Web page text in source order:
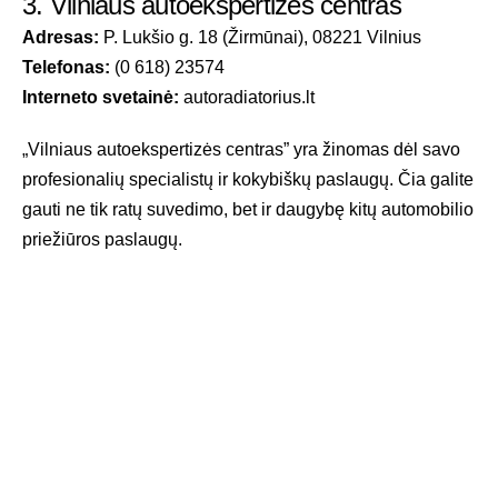
Adresas: P. Lukšio g. 18 (Žirmūnai), 08221 Vilnius
Telefonas: (0 618) 23574
Interneto svetainė: autoradiatorius.lt
„Vilniaus autoekspertizės centras” yra žinomas dėl savo
profesionalių specialistų ir kokybiškų paslaugų. Čia galite
gauti ne tik ratų suvedimo, bet ir daugybę kitų automobilio
priežiūros paslaugų.